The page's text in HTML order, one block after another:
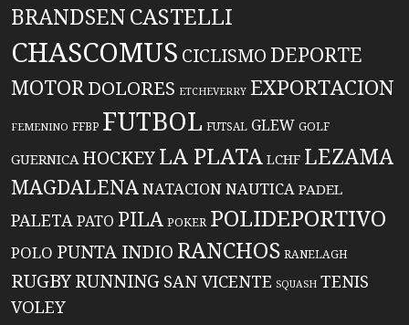
BRANDSENCASTELLI
CHASCOMUS CICLISMO DEPORTE
MOTORDOLORES ETCHEVERRY EXPORTACION
FEMENINO FFBP FUTBOL FUTSAL GLEW GOLF
GUERNICA HOCKEYLA PLATA LCHF LEZAMA
MAGDALENANATACIONNAUTICA PADEL
PALETA PATO PILA POKER POLIDEPORTIVO
POLO PUNTA INDIO RANCHOS RANELAGH
RUGBYRUNNING SAN VICENTE SQUASH TENIS
VOLEY